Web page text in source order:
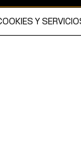
copyright y es
Y